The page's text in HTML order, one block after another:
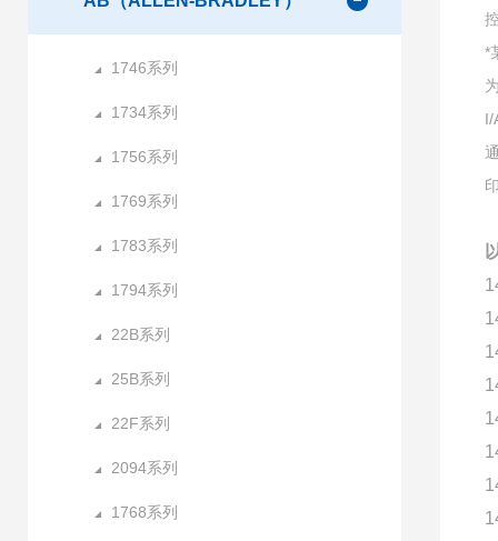
1746系列
1734系列
1756系列
1769系列
1783系列
1794系列
22B系列
25B系列
22F系列
2094系列
1768系列
*
I/